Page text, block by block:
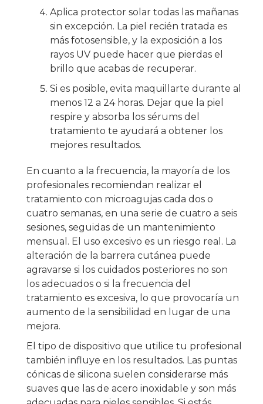
Aplica protector solar todas las mañanas
sin excepción. La piel recién tratada es
más fotosensible, y la exposición a los
rayos UV puede hacer que pierdas el
brillo que acabas de recuperar.
Si es posible, evita maquillarte durante al
menos 12 a 24 horas. Dejar que la piel
respire y absorba los sérums del
tratamiento te ayudará a obtener los
mejores resultados.
En cuanto a la frecuencia, la mayoría de los
profesionales recomiendan realizar el
tratamiento con microagujas cada dos o
cuatro semanas, en una serie de cuatro a seis
sesiones, seguidas de un mantenimiento
mensual. El uso excesivo es un riesgo real. La
alteración de la barrera cutánea puede
agravarse si los cuidados posteriores no son
los adecuados o si la frecuencia del
tratamiento es excesiva, lo que provocaría un
aumento de la sensibilidad en lugar de una
mejora.
El tipo de dispositivo que utilice tu profesional
también influye en los resultados. Las puntas
cónicas de silicona suelen considerarse más
suaves que las de acero inoxidable y son más